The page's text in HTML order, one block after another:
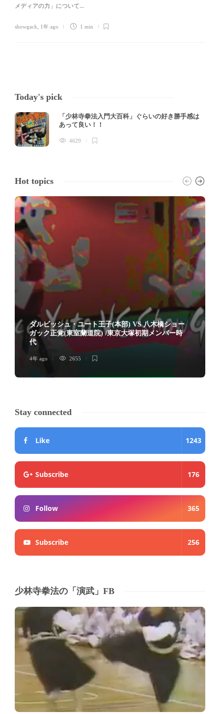
メディアの力」について…
showgack 1年 ago 1 min
Today's pick
「少林寺拳法入門大百科」ぐらいの好き勝手感は
あって良い！！
4629
Hot topics
ダルビッシュ・ユート王子(本部) VS 八木橋ショー
ガック正覚(東室蘭道院) /東京大塚初期メンバー時
代
4年 ago 2655
Stay connected
Like 1243
Subscribe 176
Follow 365
Subscribe 256
少林寺拳法の「演武」FB